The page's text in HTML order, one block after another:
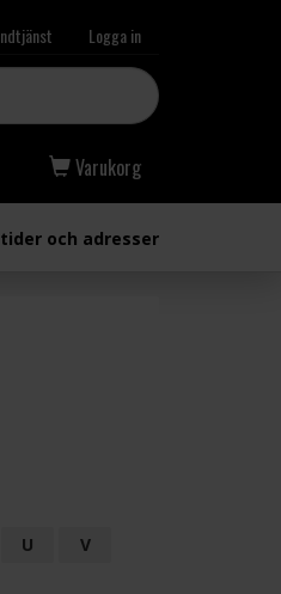
Logga in
Varukorg
och adresser
U
V